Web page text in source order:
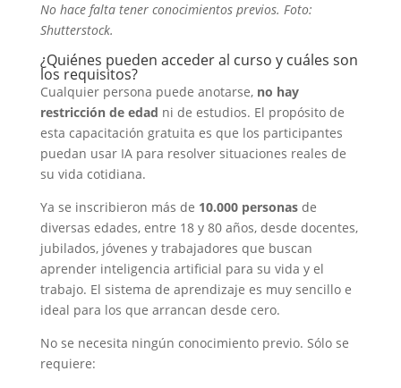
No hace falta tener conocimientos previos. Foto:
Shutterstock.
¿Quiénes pueden acceder al curso y cuáles son
los requisitos?
Cualquier persona puede anotarse, no hay
restricción de edad ni de estudios. El propósito de
esta capacitación gratuita es que los participantes
puedan usar IA para resolver situaciones reales de
su vida cotidiana.
Ya se inscribieron más de 10.000 personasde
diversas edades, entre 18 y 80 años, desde docentes,
jubilados, jóvenes y trabajadores que buscan
aprender inteligencia artificial para su vida y el
trabajo. El sistema de aprendizaje es muy sencillo e
ideal para los que arrancan desde cero.
No se necesita ningún conocimiento previo. Sólo se
requiere: